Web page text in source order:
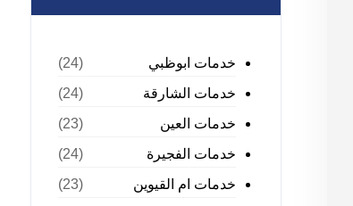
خدمات ابوظبي
(24)
خدمات الشارقة
(24)
خدمات العين
(23)
خدمات الفجيرة
(24)
خدمات ام القيوين
(23)